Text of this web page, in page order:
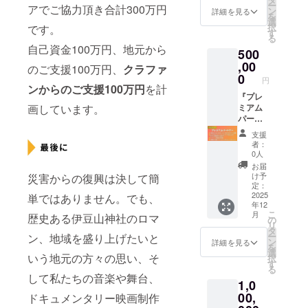
アでご協力頂き合計300万円
です。
自己資金100万円、地元から
のご支援100万円、 クラファ
ンからのご支援100万円を計
画しています。
災害からの復興は決して簡
単ではありません。でも、
歴史ある伊豆山神社のロマ
ン、地域を盛り上げたいと
いう地元の方々の思い、そ
して私たちの音楽や舞台、
ドキュメンタリー映画制作
から感
謝致し
なー先
生との
のQ&A
セッ
ション
を実
施。疑
問や課
題をす
ぐに解
決でき
ます。
◆リ
ターン
有効期
限は
2026年
12月末
まで。
たー
なー先
トレ研
修1回
（10名
まで）
有効期
間2026
年12月
末日ま
で。 ◆
オフサ
イト研
修室の
使用
権。
（合計
15時間
提供：
リター
ン期限
まで）
熱海伊
豆山＠
詳細を見る ー
ン
を
選
択
す
る
500
,00
0 円
『プレ
ミアム
パート
ナー: 企
業サ
ポー
ター』
◆企業
名また
はロゴ
を掲
載。 ◆
たー
なー先
生によ
修1回
（10名
まで）
支援
者：
0人
お届
け予
定：
2025
年12
月
詳細を見る
こ
の
リ
タ
ー
ン
を
選
択
す
る
1,0
00,